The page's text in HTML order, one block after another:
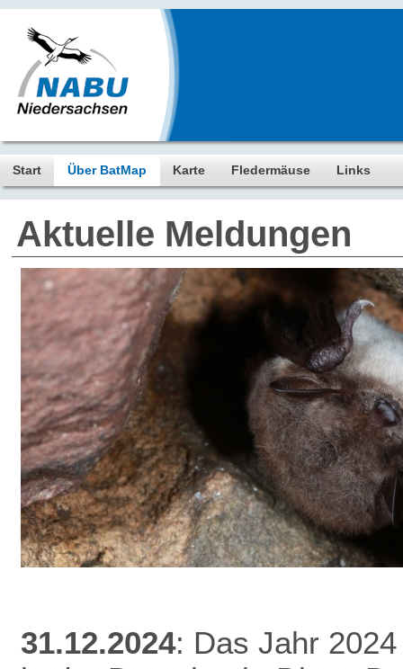
Start Über BatMap Karte Fledermäuse Links
Aktuelle Meldungen
31.12.2024: Das Jahr